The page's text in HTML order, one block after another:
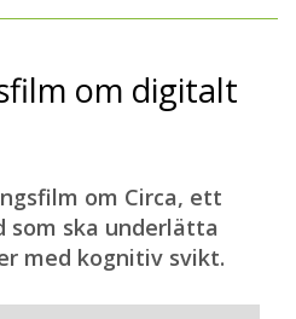
om digitalt
om Circa, ett
ska underlätta
med kognitiv svikt.